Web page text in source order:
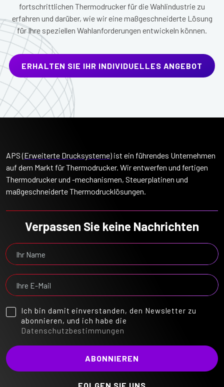
fortschrittlichen Thermodrucker für die Wahlindustrie zu
erfahren und darüber, wie wir eine maßgeschneiderte Lösung
für Ihre speziellen Wahlanforderungen entwickeln können.
ERHALTEN SIE IHR INDIVIDUELLES ANGEBOT
APS (Erweiterte Drucksysteme) ist ein führendes Unternehmen
auf dem Markt für Thermodrucker. Wir entwerfen und fertigen
Thermodrucker und -mechanismen, Steuerplatinen und
maßgeschneiderte Thermodrucklösungen.
Verpassen Sie keine Nachrichten
Ich bin damit einverstanden, den Newsletter zu
abonnieren, und ich habe die
Datenschutzbestimmungen